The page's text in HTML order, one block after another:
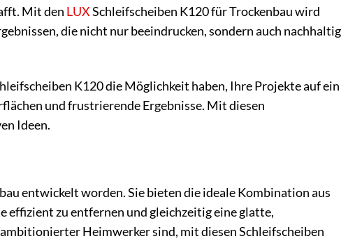
Mit den LUXSchleifscheiben K120 für Trockenbau wird
die nicht nur beeindrucken, sondern auch nachhaltig
K120 die Möglichkeit haben, Ihre Projekte auf ein
und frustrierende Ergebnisse. Mit diesen
Ideen.
entwickelt worden. Sie bieten die ideale Kombination aus
effizient zu entfernen und gleichzeitig eine glatte,
Heimwerker sind, mit diesen Schleifscheiben